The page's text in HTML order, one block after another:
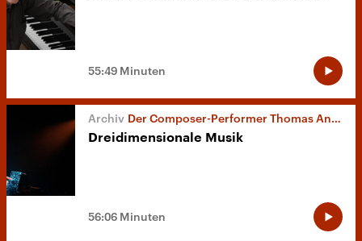
55:49 Minuten
Der Composer-Performer Thomas Ankersmit
Dreidimensionale Musik
56:06 Minuten